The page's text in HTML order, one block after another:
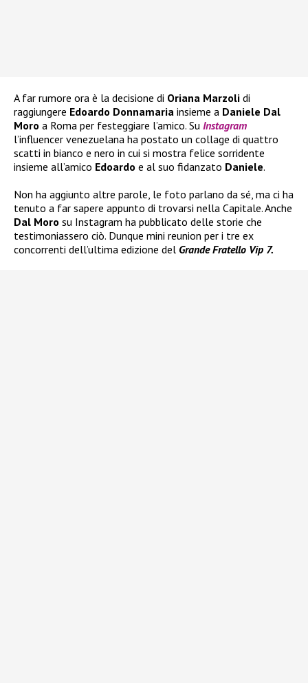
A far rumore ora è la decisione di Oriana Marzoli di
raggiungere Edoardo Donnamaria insieme a Daniele Dal
Moro a Roma per festeggiare l’amico. Su Instagram
l’influencer venezuelana ha postato un collage di quattro
scatti in bianco e nero in cui si mostra felice sorridente
insieme all’amico Edoardo e al suo fidanzato Daniele.
Non ha aggiunto altre parole, le foto parlano da sé, ma ci ha
tenuto a far sapere appunto di trovarsi nella Capitale. Anche
Dal Moro su Instagram ha pubblicato delle storie che
testimoniassero ciò. Dunque mini reunion per i tre ex
concorrenti dell’ultima edizione del Grande Fratello Vip 7.